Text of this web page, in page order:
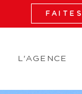
L'AGENCE